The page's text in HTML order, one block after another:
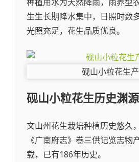
生生长期降水集中，日照时数
光照充足，花生品质优良。
砚山小粒花生
砚山小粒花生历史渊源
文山州花生栽培种植历史悠久
《广南府志》卷三供记览志物
载，已有186年历史。